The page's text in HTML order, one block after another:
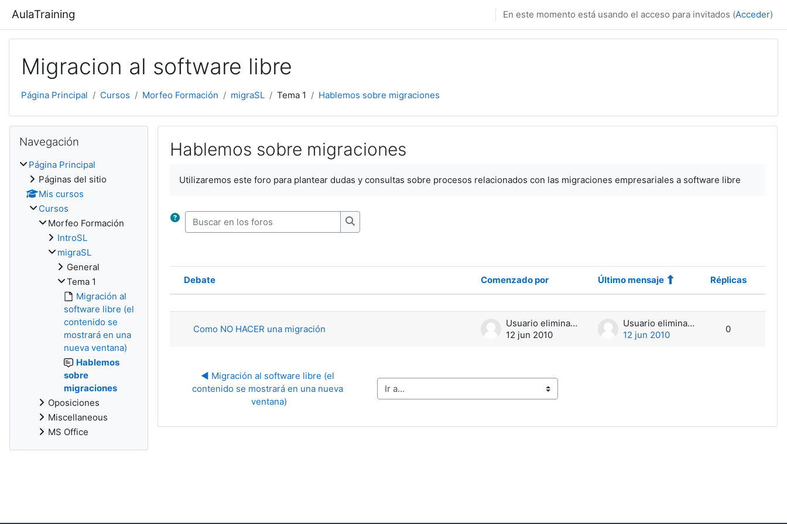
AulaTraining En este momento está usando el acceso para invitados (Acceder)
Migracion al software libre
Página Principal Cursos Morfeo Formación migraSL Tema 1 Hablemos sobre migraciones
Hablemos sobre migraciones
Utilizaremos este foro para plantear dudas y consultas sobre procesos relacionados con las migraciones empresariales a software libre
Buscar en los foros
Buscar en los foros
Estado
Debate Comenzado por Último mensaje
Réplicas
Como NO HACER una migración
Usuario eliminado
12 jun 2010
Usuario eliminado
12 jun 2010
0
◀︎ Migración al software libre (el
contenido se mostrará en una nueva
ventana)
Ir a...
Navegación
Página Principal
Páginas del sitio
Mis cursos
Cursos
Morfeo Formación
IntroSL
migraSL
General
Tema 1
Migración al
software libre (el
contenido se
mostrará en una
nueva ventana)
Hablemos
sobre
migraciones
Oposiciones
Miscellaneous
MS Office